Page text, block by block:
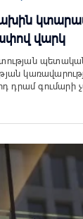
վարկ
պետական
դրամ գումարի